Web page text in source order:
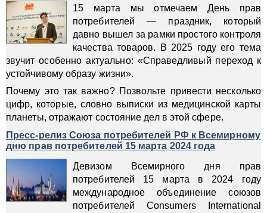
15 марта мы отмечаем День прав
потребителей — праздник, который
давно вышел за рамки простого контроля
качества товаров. В 2025 году его тема
звучит особенно актуально: «Справедливый переход к
устойчивому образу жизни».
Почему это так важно? Позвольте привести несколько
цифр, которые, словно выписки из медицинской карты
планеты, отражают состояние дел в этой сфере.
Пресс-релиз Союза потребителей РФ к Всемирному
дню прав потребителей 15 марта 2024 года
Девизом Всемирного дня прав
потребителей 15 марта в 2024 году
международное объединение союзов
потребителей Consumers International